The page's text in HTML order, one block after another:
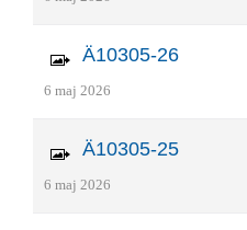
Ä10305-26
6 maj 2026
Ä10305-25
6 maj 2026